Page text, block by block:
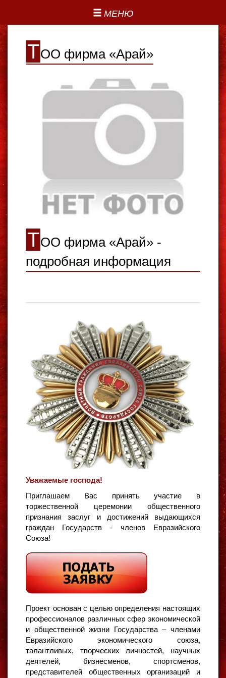
МЕНЮ
ТОО фирма «Арай»
ТОО фирма «Арай» -
подробная информация
Уважаемые господа!
Приглашаем Вас принять участие в
торжественной церемонии общественного
признания заслуг и достижений выдающихся
граждан Государств - членов Евразийского
Союза!
Проект основан с целью определения настоящих
профессионалов различных сфер экономической
и общественной жизни Государства – членами
Евразийского экономического союза,
талантливых, творческих личностей, научных
деятелей, бизнесменов, спортсменов,
представителей общественных организаций и